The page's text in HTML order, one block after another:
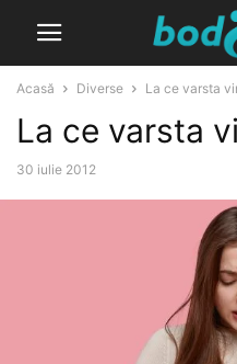
Acasă Diverse La ce varsta
La ce varsta
30 iulie 2012